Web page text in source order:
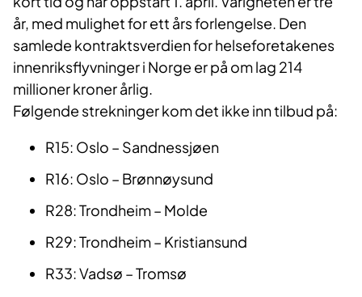
år, med mulighet for ett års forlengelse. Den
samlede kontraktsverdien for helseforetakenes
innenriksflyvninger i Norge er på om lag 214
millioner kroner årlig.
Følgende strekninger kom det ikke inn tilbud på:
R15: Oslo – Sandnessjøen
R16: Oslo – Brønnøysund
R28: Trondheim – Molde
R29: Trondheim – Kristiansund
R33: Vadsø – Tromsø